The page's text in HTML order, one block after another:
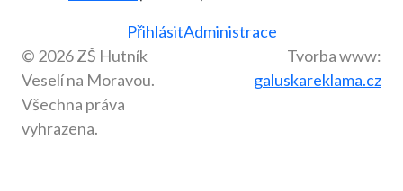
PřihlásitAdministrace
© 2026 ZŠ Hutník
Veselí na Moravou.
Všechna práva
vyhrazena.
Tvorba www:
galuskareklama.cz